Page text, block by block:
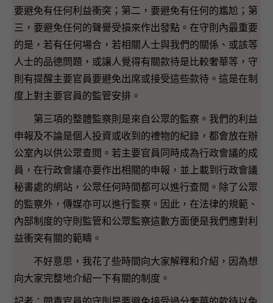
要避免有任何利益衝突；第二，要避免有任何的尷尬；第
三，要避免任何的聲譽受損來作出發點。在守則內最重要
的是，若有任何場合，若相關人士與我們的關係、或該等
人士的品德問題，或讓人覺得有關款待是比較奢華等，守
則有提醒主要官員要避免出席或接受這些款待。這是在制
度上對主要官員的監管安排。
第三項的整體監察則是來自公眾的監察。我們的利益
申報及不論是個人投資或收到的禮物的紀錄，都會放在辦
公室內以供公眾查閱。若主要官員同時成為行政會議的成
員，在行政會議亦要作出相關的申報，並上載到行政會議
秘書處的網站，公眾任何時間都可以進行查閱。除了公眾
的監察外，傳媒亦可以進行監察。因此，在法律的規範、
內部制度的守則監管和公眾監察這數方面便是我們應對利
益衝突有關的範疇。
不好意思，我花了些時間向大家解釋和介紹，因為想
向大家完整地介紹一下有關的制度。